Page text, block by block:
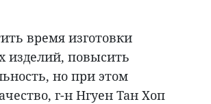
время изготовки
изделий, повысить
но при этом
г-н Нгуен Тан Хоп